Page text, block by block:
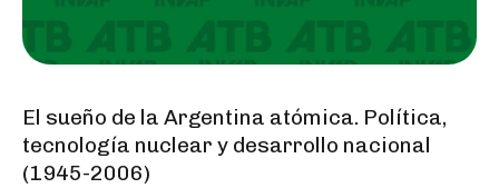
El sueño de la Argentina atómica. Política,
tecnología nuclear y desarrollo nacional
(1945-2006)